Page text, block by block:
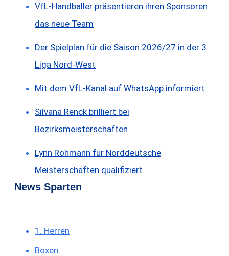
VfL-Handballer präsentieren ihren Sponsoren
das neue Team
Der Spielplan für die Saison 2026/27 in der 3.
Liga Nord-West
Mit dem VfL-Kanal auf WhatsApp informiert
Silvana Renck brilliert bei
Bezirksmeisterschaften
Lynn Rohmann für Norddeutsche
Meisterschaften qualifiziert
News Sparten
1. Herren
Boxen